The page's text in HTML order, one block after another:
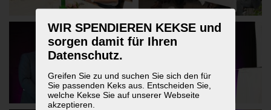
WIR SPENDIEREN KEKSE und
sorgen damit für Ihren
Datenschutz.
Greifen Sie zu und suchen Sie sich den für
Sie passenden Keks aus. Entscheiden Sie,
welche Kekse Sie auf unserer Webseite
akzeptieren.